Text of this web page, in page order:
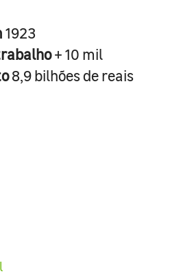
1923
+ 10 mil
8,9 bilhões de reais